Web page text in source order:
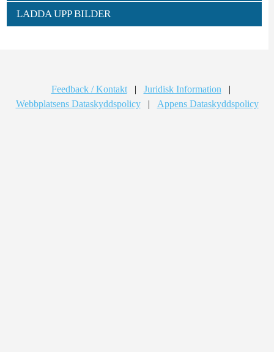
LADDA UPP BILDER
Feedback / Kontakt | Juridisk Information
|
Webbplatsens Dataskyddspolicy
| Appens Dataskyddspolicy